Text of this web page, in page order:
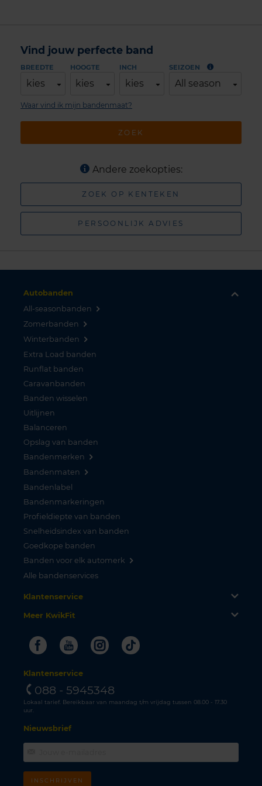
Vind jouw perfecte band
BREEDTE
kies
HOOGTE
kies
INCH
kies
SEIZOEN
All season
ZOEK
Waar vind ik mijn bandenmaat?
Andere zoekopties:
ZOEK OP KENTEKEN
PERSOONLIJK ADVIES
Autobanden
All-seasonbanden
Zomerbanden
Winterbanden
Extra Load banden
Runflat banden
Caravanbanden
Banden wisselen
Uitlijnen
Balanceren
Opslag van banden
Bandenmerken
Bandenmaten
Bandenlabel
Bandenmarkeringen
Profieldiepte van banden
Snelheidsindex van banden
Goedkope banden
Banden voor elk automerk
Alle bandenservices
Klantenservice
Meer KwikFit
FacebookYoutubeInstagram
Tiktok
Klantenservice
088 - 5945348
Lokaal tarief. Bereikbaar van maandag t/m vrijdag tussen 08.00 - 17.30
uur.
Nieuwsbrief
INSCHRIJVEN